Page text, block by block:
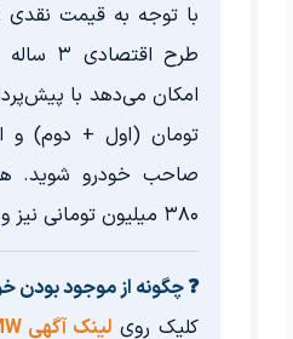
طرح
صاحب خودرو شوید.
۳۸۰ میلیون تومانی نیز وجود دارد.
❓ چگونه از موجود
کلیک روی لینک آگهی BMW در خودروشاپ